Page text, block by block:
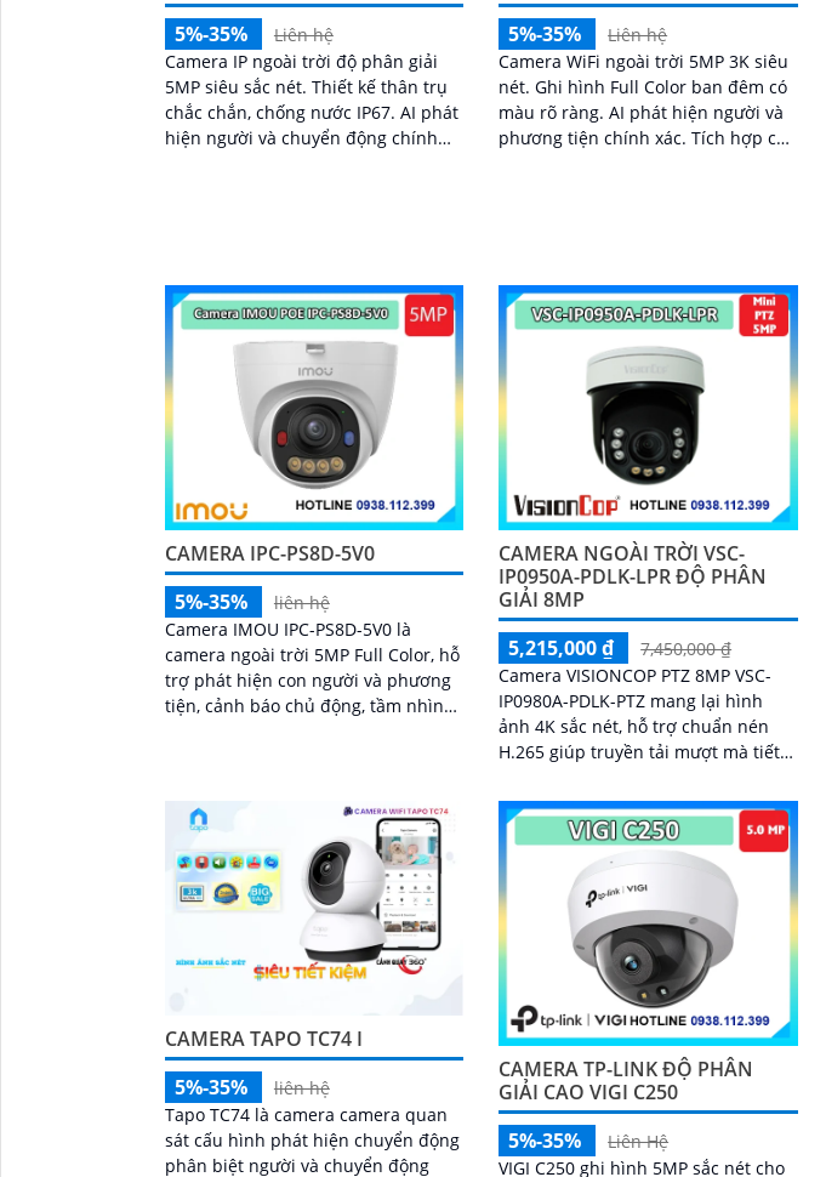
5%-35%
Liên hệ
Camera IP ngoài trời độ phân giải
5MP siêu sắc nét. Thiết kế thân trụ
chắc chắn, chống nước IP67. AI phát
hiện người và chuyển động chính
5%-35%
Liên hệ
Camera WiFi ngoài trời 5MP 3K siêu
nét. Ghi hình Full Color ban đêm có
màu rõ ràng. AI phát hiện người và
phương tiện chính xác. Tích hợp còi
CAMERA IPC-PS8D-5V0
5%-35%
liên hệ
Camera IMOU IPC-PS8D-5V0 là
camera ngoài trời 5MP Full Color, hỗ
trợ phát hiện con người và phương
tiện, cảnh báo chủ động, tầm nhìn
CAMERA NGOÀI TRỜI VSC-
IP0950A-PDLK-LPR ĐỘ PHÂN
GIẢI 8MP
5,215,000 ₫
7,450,000 ₫
Camera VISIONCOP PTZ 8MP VSC-
IP0980A-PDLK-PTZ mang lại hình
ảnh 4K sắc nét, hỗ trợ chuẩn nén
H.265 giúp truyền tải mượt mà tiết
1/2
CAMERA TAPO TC74 I
5%-35%
liên hệ
Tapo TC74 là camera camera quan
sát cấu hình phát hiện chuyển động
phân biệt người và chuyển động
CAMERA TP-LINK ĐỘ PHÂN
GIẢI CAO VIGI C250
5%-35%
Liên Hệ
VIGI C250 ghi hình 5MP sắc nét cho